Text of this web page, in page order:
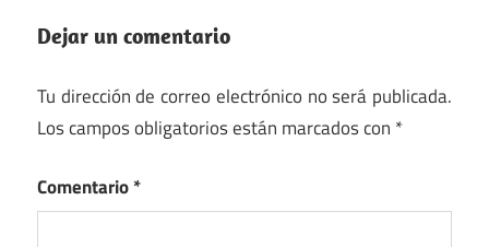
Dejar un comentario
Tu dirección de correo electrónico no será publicada.
Los campos obligatorios están marcados con *
Comentario*